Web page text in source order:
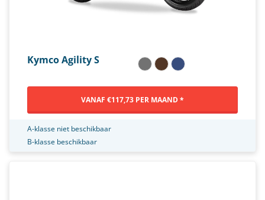
Kymco Agility S
VANAF €117,73 PER MAAND *
A-klasse niet beschikbaar
B-klasse beschikbaar